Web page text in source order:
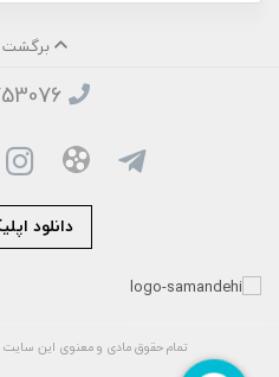
برگشت
دانلود
تمام حقوق مادی و معنوی این